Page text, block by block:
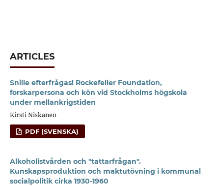
ARTICLES
Snille efterfrågas! Rockefeller Foundation,
forskarpersona och kön vid Stockholms högskola
under mellankrigstiden
Kirsti Niskanen
PDF (SVENSKA)
Alkoholistvården och "tattarfrågan".
Kunskapsproduktion och maktutövning i kommunal
socialpolitik cirka 1930-1960